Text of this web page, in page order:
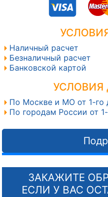
Наличный расчет
Безналичный расчет
Банковской картой
УСЛОВИЯ
По Москве и МО от 1-го
По городам России от
ЗАКАЖИТЕ
ЕСЛИ У ВАС